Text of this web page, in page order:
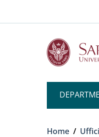
Breadcrumb
Home / Uffici